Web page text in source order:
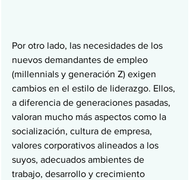
Por otro lado, las necesidades de los
nuevos demandantes de empleo
(millennials y generación Z) exigen
cambios en el estilo de liderazgo. Ellos,
a diferencia de generaciones pasadas,
valoran mucho más aspectos como la
socialización, cultura de empresa,
valores corporativos alineados a los
suyos, adecuados ambientes de
trabajo, desarrollo y crecimiento